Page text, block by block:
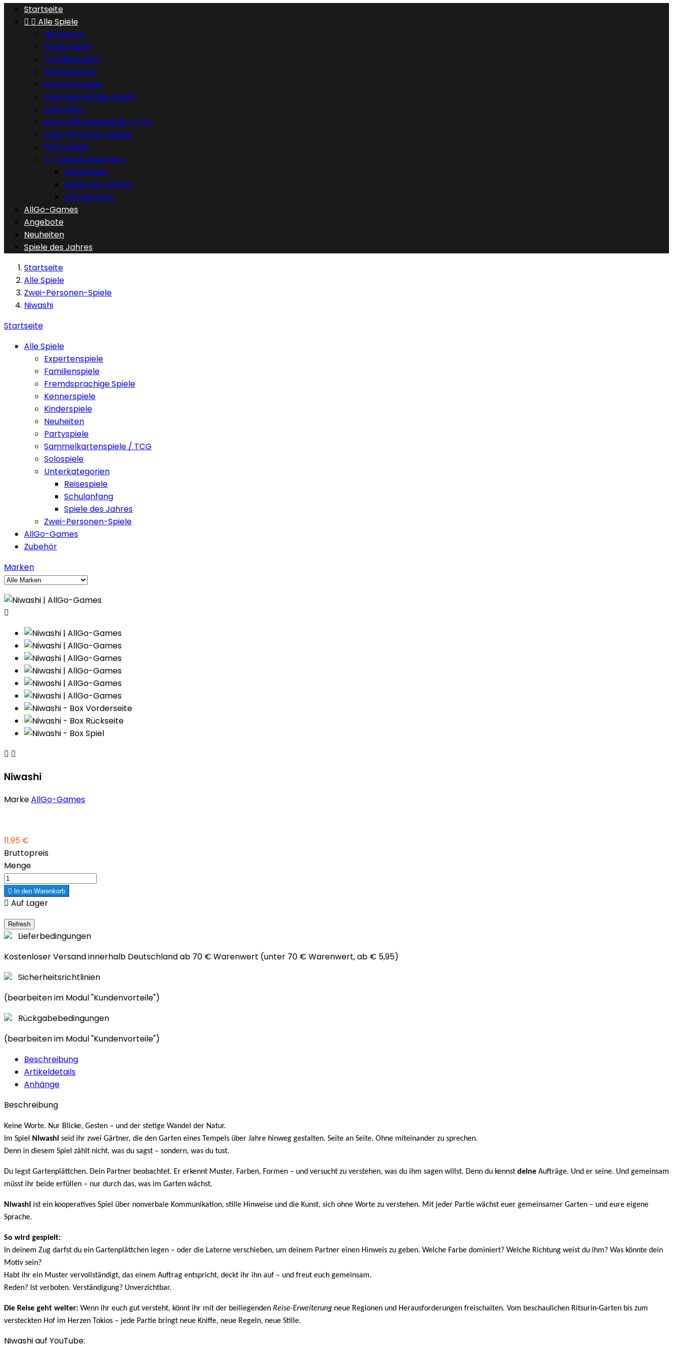
Startseite
  Alle Spiele
Neuheiten
Kinderspiele
Familienspiele
Kennerspiele
Expertenspiele
Fremdsprachige Spiele
Solospiele
Sammelkartenspiele / TCG
Zwei-Personen-Spiele
Partyspiele
  Unterkategorien
Reisespiele
Spiele des Jahres
Schulanfang
AllGo-Games
Angebote
Neuheiten
Spiele des Jahres
Startseite
Alle Spiele
Zwei-Personen-Spiele
Niwashi
Startseite
Alle Spiele
Expertenspiele
Familienspiele
Fremdsprachige Spiele
Kennerspiele
Kinderspiele
Neuheiten
Partyspiele
Sammelkartenspiele / TCG
Solospiele
Unterkategorien
Reisespiele
Schulanfang
Spiele des Jahres
Zwei-Personen-Spiele
AllGo-Games
Zubehör
Marken

 
Niwashi
MarkeAllGo-Games
11,95 €
Bruttopreis
Menge
 In den Warenkorb
 Auf Lager
Lieferbedingungen
Kostenloser Versand innerhalb Deutschland ab 70 € Warenwert (unter 70 € Warenwert, ab € 5,95)
Sicherheitsrichtlinien
(bearbeiten im Modul "Kundenvorteile")
Rückgabebedingungen
(bearbeiten im Modul "Kundenvorteile")
Beschreibung
Artikeldetails
Anhänge
Beschreibung
Keine Worte. Nur Blicke, Gesten – und der stetige Wandel der Natur.
Im Spiel Niwashi seid ihr zwei Gärtner, die den Garten eines Tempels über Jahre hinweg gestalten. Seite an Seite. Ohne miteinander zu sprechen.
Denn in diesem Spiel zählt nicht, was du sagst – sondern, was du tust.
Du legst Gartenplättchen. Dein Partner beobachtet. Er erkennt Muster, Farben, Formen – und versucht zu verstehen, was du ihm sagen willst. Denn du kennst deine Aufträge. Und er seine. Und gemeinsam
müsst ihr beide erfüllen – nur durch das, was im Garten wächst.
Niwashi ist ein kooperatives Spiel über nonverbale Kommunikation, stille Hinweise und die Kunst, sich ohne Worte zu verstehen. Mit jeder Partie wächst euer gemeinsamer Garten – und eure eigene
Sprache.
So wird gespielt:
In deinem Zug darfst du ein Gartenplättchen legen – oder die Laterne verschieben, um deinem Partner einen Hinweis zu geben. Welche Farbe dominiert? Welche Richtung weist du ihm? Was könnte dein
Motiv sein?
Habt ihr ein Muster vervollständigt, das einem Auftrag entspricht, deckt ihr ihn auf – und freut euch gemeinsam.
Reden? Ist verboten. Verständigung? Unverzichtbar.
Die Reise geht weiter: Wenn ihr euch gut versteht, könnt ihr mit der beiliegenden Reise-Erweiterung neue Regionen und Herausforderungen freischalten. Vom beschaulichen Ritsurin-Garten bis zum
versteckten Hof im Herzen Tokios – jede Partie bringt neue Kniffe, neue Regeln, neue Stille.
Niwashi auf YouTube: